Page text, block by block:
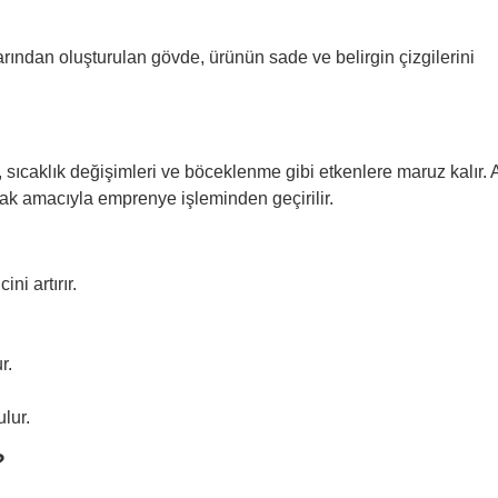
oluşturulan gövde, ürünün sade ve belirgin çizgilerini
değişimleri ve böceklenme gibi etkenlere maruz kalır.
amacıyla emprenye işleminden geçirilir.
artırır.